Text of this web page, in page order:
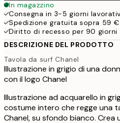
In magazzino
Consegna in 3-5 giorni
Spedizione gratuita sopra 59 €
Diritto di recesso per 90 giorni
DESCRIZIONE DEL PRODOTTO
Tavola da surf Chanel
Illustrazione in grigio di una
con il logo Chanel
Illustrazione ad acquarello in
costume intero che regge una
Chanel, su sfondo bianco. Crea